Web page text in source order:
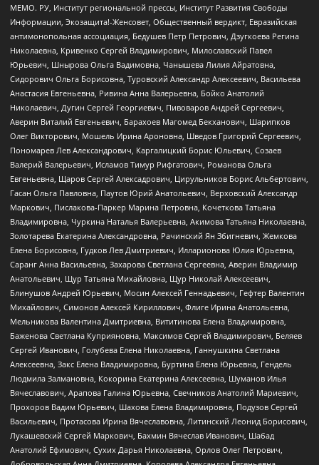
МЕМО. РУ, Институт региональной прессы, Институт Развития Свободы
Информации, Экозащита!-Женсовет, Общественный вердикт, Евразийская
антимонопольная ассоциация, Бедушев Петр Петрович, Дзугкоева Регина
Николаевна, Кривенко Сергей Владимирович, Милославский Павел
Юрьевич, Шнырова Ольга Вадимовна, Чанышева Лилия Айратовна,
Сидорович Ольга Борисовна, Туровский Александр Алексеевич, Васильева
Анастасия Евгеньевна, Ривина Анна Валерьевна, Бойко Анатолий
Николаевич, Дугин Сергей Георгиевич, Пивоваров Андрей Сергеевич,
Аверин Виталий Евгеньевич, Барахоев Магомед Бекханович, Шарипков
Олег Викторович, Мошель Ирина Ароновна, Шведов Григорий Сергеевич,
Пономарев Лев Александрович, Каргалицкий Борис Юльевич, Созаев
Валерий Валерьевич, Исламов Тимур Рифгатович, Романова Ольга
Евгеньевна, Щаров Сергей Алексадрович, Цирульников Борис Альбертович,
Гасан Ольга Павловна, Паутов Юрий Анатольевич, Верховский Александр
Маркович, Пислакова-Паркер Марина Петровна, Кочеткова Татьяна
Владимировна, Чуркина Наталья Валерьевна, Акимова Татьяна Николаевна,
Золотарева Екатерина Александровна, Рачинский Ян Збигневич, Жемкова
Елена Борисовна, Гудков Лев Дмитриевич, Илларионова Юлия Юрьевна,
Саранг Анна Васильевна, Захарова Светлана Сергеевна, Аверин Владимир
Анатольевич, Щур Татьяна Михайловна, Щур Николай Алексеевич,
Блинушов Андрей Юрьевич, Мосин Алексей Геннадьевич, Гефтер Валентин
Михайлович, Симонов Алексей Кириллович, Флиге Ирина Анатольевна,
Мельникова Валентина Дмитриевна, Вититинова Елена Владимировна,
Баженова Светлана Куприяновна, Максимов Сергей Владимирович, Беляев
Сергей Иванович, Голубева Елена Николаевна, Ганнушкина Светлана
Алексеевна, Закс Елена Владимировна, Буртина Елена Юрьевна, Гендель
Людмила Залмановна, Кокорина Екатерина Алексеевна, Шуманов Илья
Вячеславович, Арапова Галина Юрьевна, Свечников Анатолий Мариевич,
Прохоров Вадим Юрьевич, Шахова Елена Владимировна, Подузов Сергей
Васильевич, Протасова Ирина Вячеславовна, Литинский Леонид Борисович,
Лукашевский Сергей Маркович, Бахмин Вячеслав Иванович, Шабад
Анатолий Ефимович, Сухих Дарья Николаевна, Орлов Олег Петрович,